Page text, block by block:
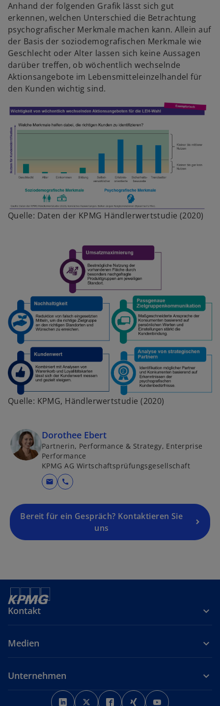
Anhand der folgenden Grafik lässt sich gut
erkennen, welchen Unterschied die Betrachtung
psychografischer Merkmale machen kann. Allein auf
der Basis der soziodemografischen Merkmale wie
Geschlecht oder Alter lassen sich keine Aussagen
darüber treffen, ob wöchentlich wechselnde
Aktionsangebote im Lebensmitteleinzelhandel für
den Kunden wichtig sind.
Quelle: Daten der KPMG Händlerwertstudie (2020)
Quelle: KPMG, Händlerwertstudie (2020)
Dorothee Ebert
Partnerin, Performance & Strategy, Enterprise
Performance
KPMG AG Wirtschaftsprüfungsgesellschaft
mail call
Bereit für ein Gespräch? Kontaktieren Sie
uns
Kontakt
Medien
Unternehmen
w
w
w
w